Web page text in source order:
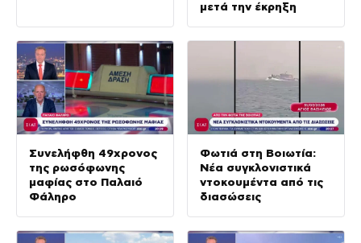
μετά την έκρηξη
Συνελήφθη 49χρονος
της ρωσόφωνης
μαφίας στο Παλαιό
Φάληρο
Φωτιά στη Βοιωτία:
Νέα συγκλονιστικά
ντοκουμέντα από τις
διασώσεις